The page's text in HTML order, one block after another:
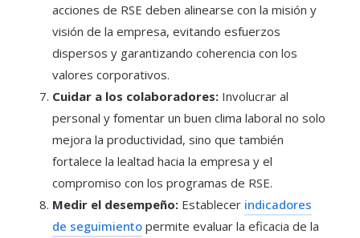
acciones de RSE deben alinearse con la misión y
visión de la empresa, evitando esfuerzos
dispersos y garantizando coherencia con los
valores corporativos.
Cuidar a los colaboradores: Involucrar al
personal y fomentar un buen clima laboral no solo
mejora la productividad, sino que también
fortalece la lealtad hacia la empresa y el
compromiso con los programas de RSE.
Medir el desempeño: Establecer indicadores
de seguimiento permite evaluar la eficacia de la